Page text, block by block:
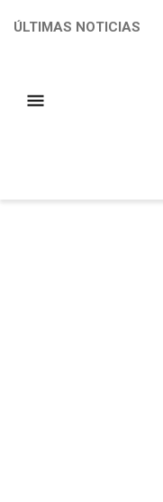
ÚLTIMAS NOTICIAS